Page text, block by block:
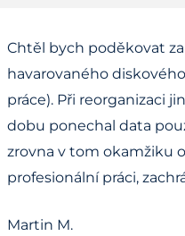
Chtěl bych poděkovat
havarovaného
práce). Při reorganizaci
dobu ponechal data
zrovna v tom okamžiku
profesionální práci,
Martin M.